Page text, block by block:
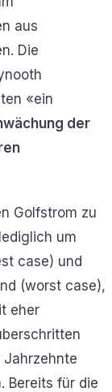
aus
Die
«ein
der
Golfstrom zu
um
case) und
(worst case),
eher
Bereits für die